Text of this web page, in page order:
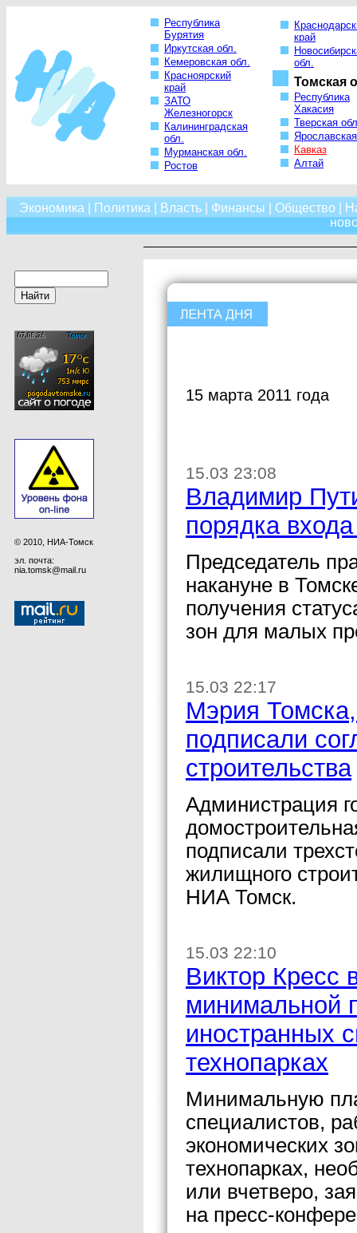
Республика
Бурятия
Иркутская обл.
Кемеровская обл.
Красноярский
край
ЗАТО
Железногорск
Калининградская
обл.
Мурманская обл.
Ростов
край
обл.
Томская
Республика
Хакасия
Тверская
Кавказ
Алтай
Экономика Политика Власть| Финансы Общество
© 2010, НИА-Томск
эл. почта:
nia.tomsk@mail.ru
15 марта 2011 года
15.03 23:08
Владимир
порядка
Председатель
накануне в
получения
зон для малых
15.03 22:17
Мэрия
подписали
строительства
Администрация
подписали
жилищного
НИА Томск.
15.03 22:10
Виктор Кресс
минимальной
иностранных
технопарках
Минимальную
специалистов,
экономических
технопарках,
или вчетверо,
на пресс-